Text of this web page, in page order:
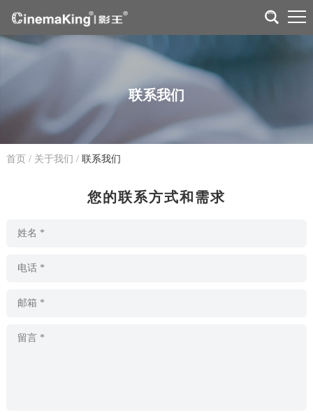
联系我们
首页 / 关于我们 / 联系我们
您的联系方式和需求